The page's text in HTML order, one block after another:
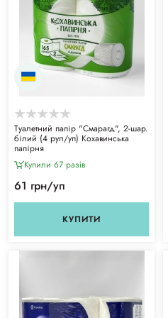
Туалетний папір "Смарагд", 2-шар.
білий (4 рул/уп) Кохавинська
папірня
Купили 67 разiв
61 грн/уп
КУПИТИ